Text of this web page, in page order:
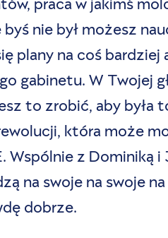
nie był możesz
plany na coś bardziej
gabinetu. W Twojej
to zrobić, aby była
która może
z Dominiką i
na swoje na swoje na
dobrze.